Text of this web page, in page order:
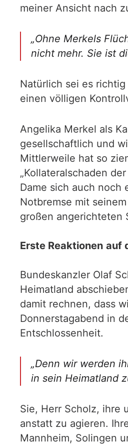
meiner Ansicht nach
„Ohne Merkels
nicht mehr. Sie ist
Natürlich sei es
einen völligen
Angelika Merkel als
gesellschaftlich und
Mittlerweile hat so
„Kollateralschaden
Dame sich auch
Notbremse mit
großen angerichteten
Erste Reaktionen auf
Bundeskanzler Olaf
Heimatland
damit rechnen, dass
Donnerstagabend in
Entschlossenheit.
„Denn wir werden
in sein Heimatland
Sie, Herr Scholz, ihre
anstatt zu agieren.
Mannheim, Solingen